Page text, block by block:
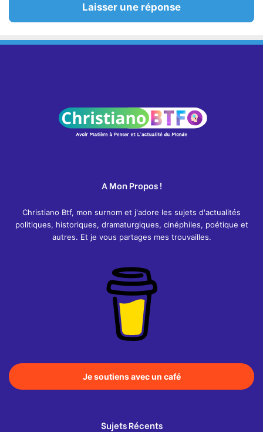
Laisser une réponse
A Mon Propos !
Christiano Btf, mon surnom et j'adore les sujets d'actualités
politiques, historiques, dramaturgiques, cinéphiles, poétique et
autres. Et je vous partages mes trouvailles.
Je soutiens avec un café
Sujets Récents